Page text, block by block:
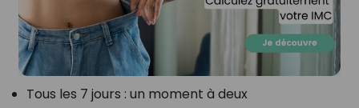
Tous les 7 jours : un moment à deux